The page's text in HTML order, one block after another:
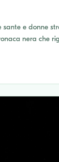
sante e donne
nera che